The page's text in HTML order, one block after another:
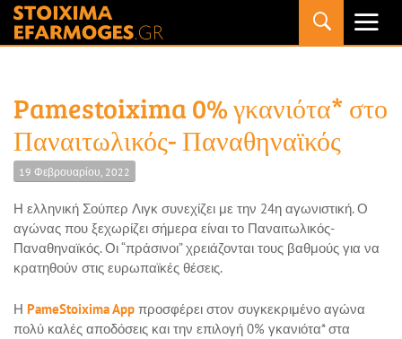
Pamestoixima 0% γκανιότα* στο
Παναιτωλικός- Παναθηναϊκός
19 Φεβρουαρίου, 2022
Η ελληνική Σούπερ Λιγκ συνεχίζει με την 24η αγωνιστική. Ο
αγώνας που ξεχωρίζει σήμερα είναι το Παναιτωλικός-
Παναθηναϊκός. Οι “πράσινοι” χρειάζονται τους βαθμούς για να
κρατηθούν στις ευρωπαϊκές θέσεις.
Η PameStoixima App προσφέρει στον συγκεκριμένο αγώνα
πολύ καλές αποδόσεις και την επιλογή 0% γκανιότα* στα